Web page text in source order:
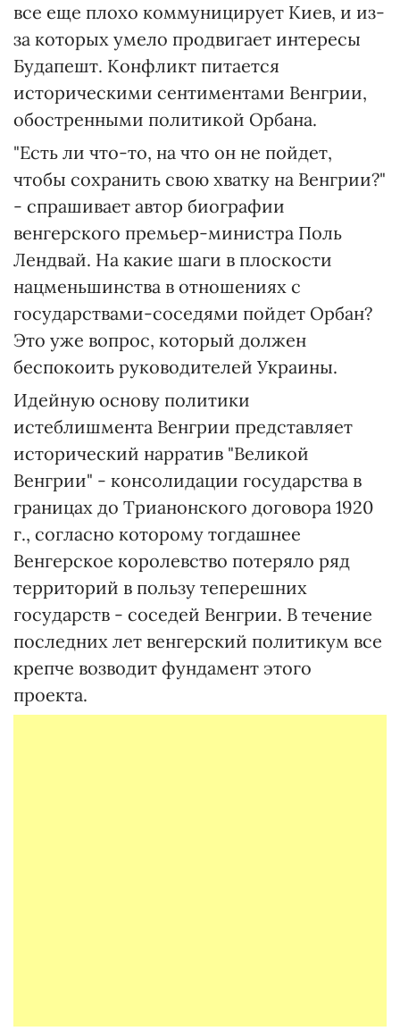
все еще плохо коммуницирует Киев, и из-
за которых умело продвигает интересы
Будапешт. Конфликт питается
историческими сентиментами Венгрии,
обостренными политикой Орбана.
"Есть ли что-то, на что он не пойдет,
чтобы сохранить свою хватку на Венгрии?"
- спрашивает автор биографии
венгерского премьер-министра Поль
Лендвай. На какие шаги в плоскости
нацменьшинства в отношениях с
государствами-соседями пойдет Орбан?
Это уже вопрос, который должен
беспокоить руководителей Украины.
Идейную основу политики
истеблишмента Венгрии представляет
исторический нарратив "Великой
Венгрии" - консолидации государства в
границах до Трианонского договора 1920
г., согласно которому тогдашнее
Венгерское королевство потеряло ряд
территорий в пользу теперешних
государств - соседей Венгрии. В течение
последних лет венгерский политикум все
крепче возводит фундамент этого
проекта.